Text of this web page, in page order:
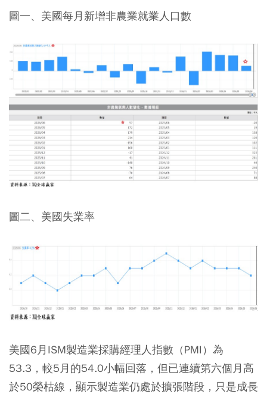
圖一、美國每月新增非農業就業人口數
圖二、美國失業率
美國6月ISM製造業採購經理人指數（PMI）為
53.3，較5月的54.0小幅回落，但已連續第六個月高
於50榮枯線，顯示製造業仍處於擴張階段，只是成長